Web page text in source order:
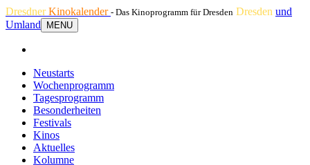
DresdnerKinokalender - Das Kinoprogramm für Dresden Dresden und
Umland
MENU
Neustarts
Wochenprogramm
Tagesprogramm
Besonderheiten
Festivals
Kinos
Aktuelles
Kolumne